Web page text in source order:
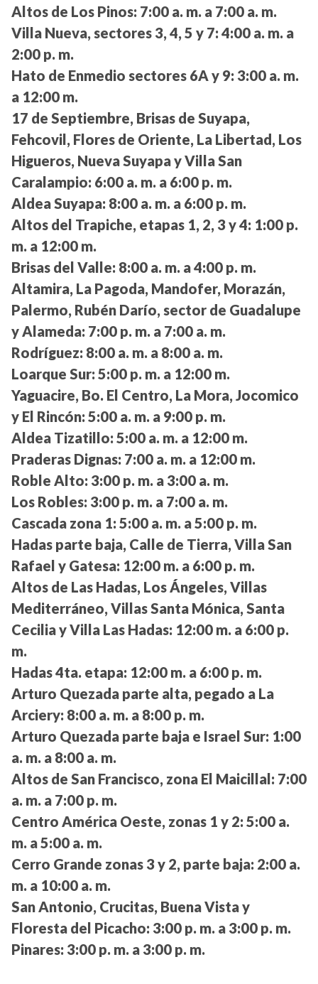
Altos de Los Pinos: 7:00 a. m. a 7:00 a. m.
Villa Nueva, sectores 3, 4, 5 y 7: 4:00 a. m. a
2:00 p. m.
Hato de Enmedio sectores 6A y 9: 3:00 a. m.
a 12:00 m.
17 de Septiembre, Brisas de Suyapa,
Fehcovil, Flores de Oriente, La Libertad, Los
Higueros, Nueva Suyapa y Villa San
Caralampio: 6:00 a. m. a 6:00 p. m.
Aldea Suyapa: 8:00 a. m. a 6:00 p. m.
Altos del Trapiche, etapas 1, 2, 3 y 4: 1:00 p.
m. a 12:00 m.
Brisas del Valle: 8:00 a. m. a 4:00 p. m.
Altamira, La Pagoda, Mandofer, Morazán,
Palermo, Rubén Darío, sector de Guadalupe
y Alameda: 7:00 p. m. a 7:00 a. m.
Rodríguez: 8:00 a. m. a 8:00 a. m.
Loarque Sur: 5:00 p. m. a 12:00 m.
Yaguacire, Bo. El Centro, La Mora, Jocomico
y El Rincón: 5:00 a. m. a 9:00 p. m.
Aldea Tizatillo: 5:00 a. m. a 12:00 m.
Praderas Dignas: 7:00 a. m. a 12:00 m.
Roble Alto: 3:00 p. m. a 3:00 a. m.
Los Robles: 3:00 p. m. a 7:00 a. m.
Cascada zona 1: 5:00 a. m. a 5:00 p. m.
Hadas parte baja, Calle de Tierra, Villa San
Rafael y Gatesa: 12:00 m. a 6:00 p. m.
Altos de Las Hadas, Los Ángeles, Villas
Mediterráneo, Villas Santa Mónica, Santa
Cecilia y Villa Las Hadas: 12:00 m. a 6:00 p.
m.
Hadas 4ta. etapa: 12:00 m. a 6:00 p. m.
Arturo Quezada parte alta, pegado a La
Arciery: 8:00 a. m. a 8:00 p. m.
Arturo Quezada parte baja e Israel Sur: 1:00
a. m. a 8:00 a. m.
Altos de San Francisco, zona El Maicillal: 7:00
a. m. a 7:00 p. m.
Centro América Oeste, zonas 1 y 2: 5:00 a.
m. a 5:00 a. m.
Cerro Grande zonas 3 y 2, parte baja: 2:00 a.
m. a 10:00 a. m.
San Antonio, Crucitas, Buena Vista y
Floresta del Picacho: 3:00 p. m. a 3:00 p. m.
Pinares: 3:00 p. m. a 3:00 p. m.